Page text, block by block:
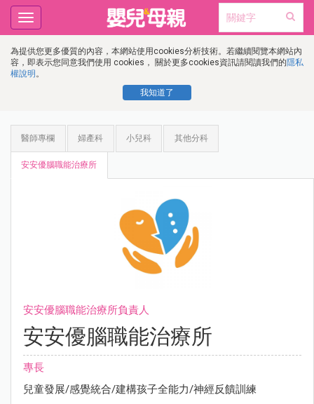
為提供您更多優質的內容，本網站使用cookies分析技術。若繼續閱覽本網站內
容，即表示您同意我們使用 cookies， 關於更多cookies資訊請閱讀我們的隱私
權說明 。
我知道了
Toggle
navigation
醫師專欄 婦產科 小兒科 其他分科
安安優腦職能治療所
安安優腦職能治療所負責人
安安優腦職能治療所
專長
兒童發展/感覺統合/建構孩子全能力/神經反饋訓練